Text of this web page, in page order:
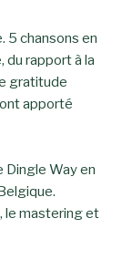
5 chansons en
du rapport à la
gratitude
apporté
Dingle Way en
le mastering et